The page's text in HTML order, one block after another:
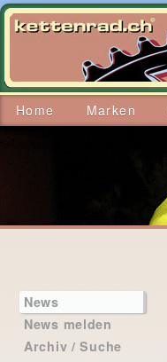
Home Marken
News
News melden
Archiv / Suche